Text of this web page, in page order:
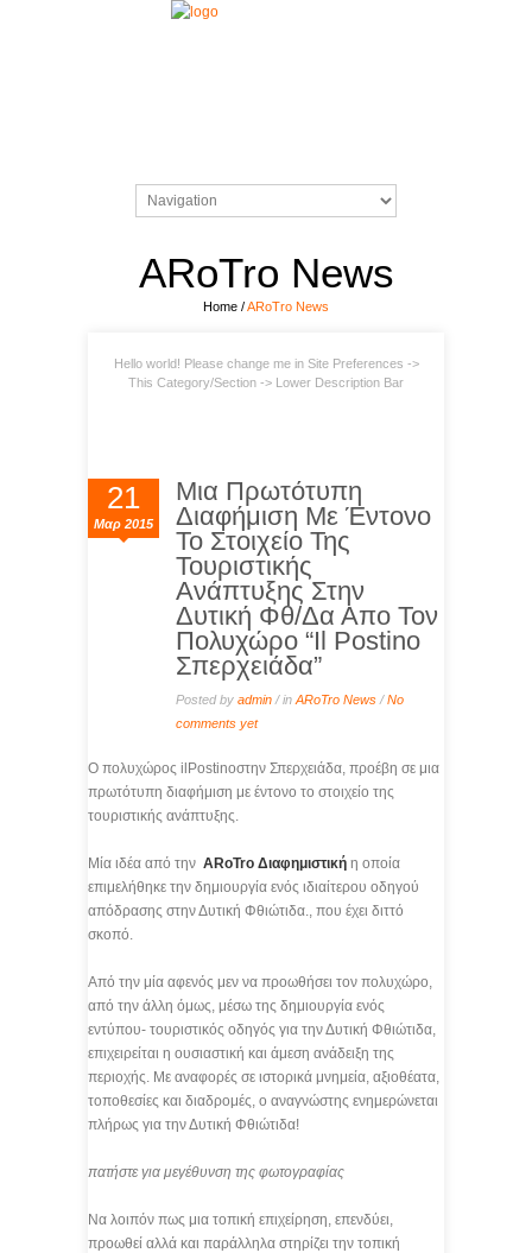
ARoTro News
Home /ARoTro News
Hello world! Please change me in Site Preferences ->
This Category/Section -> Lower Description Bar
21
Μαρ 2015
Μια Πρωτότυπη
Διαφήμιση Με Έντονο
Το Στοιχείο Της
Τουριστικής
Ανάπτυξης Στην
Δυτική Φθ/Δα Απο Τον
Πολυχώρο “Il Postino
Σπερχειάδα”
Posted by admin / in ARoTro News /No
comments yet
Ο πολυχώρος ilPostinoστην Σπερχειάδα, προέβη σε μια
πρωτότυπη διαφήμιση με έντονο το στοιχείο της
τουριστικής ανάπτυξης.
Μία ιδέα από την ARoTro Διαφημιστική η οποία
επιμελήθηκε την δημιουργία ενός ιδιαίτερου οδηγού
απόδρασης στην Δυτική Φθιώτιδα., που έχει διττό
σκοπό.
Από την μία αφενός μεν να προωθήσει τον πολυχώρο,
από την άλλη όμως, μέσω της δημιουργία ενός
εντύπου- τουριστικός οδηγός για την Δυτική Φθιώτιδα,
επιχειρείται η ουσιαστική και άμεση ανάδειξη της
περιοχής. Με αναφορές σε ιστορικά μνημεία, αξιοθέατα,
τοποθεσίες και διαδρομές, ο αναγνώστης ενημερώνεται
πλήρως για την Δυτική Φθιώτιδα!
πατήστε για μεγέθυνση της φωτογραφίας
Να λοιπόν πως μια τοπική επιχείρηση, επενδύει,
προωθεί αλλά και παράλληλα στηρίζει την τοπική